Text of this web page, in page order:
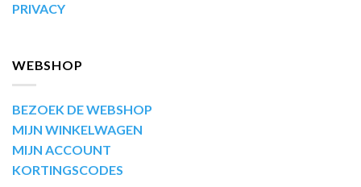
PRIVACY
WEBSHOP
BEZOEK DE WEBSHOP
MIJN WINKELWAGEN
MIJN ACCOUNT
KORTINGSCODES